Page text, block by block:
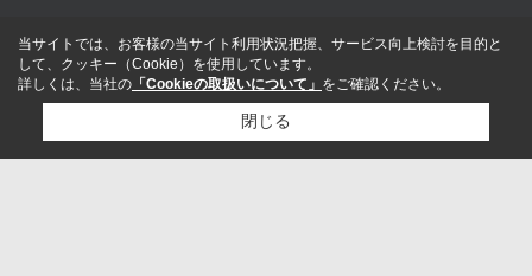
当サイトでは、お客様の当サイト利用状況把握、サービス向上検討を目的と
して、クッキー（Cookie）を使用しています。
詳しくは、当社の 「Cookieの取扱いについて」 をご確認ください。
閉じる